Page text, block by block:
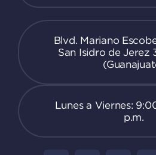
Blvd. Mariano
San Isidro de Jerez
Lunes a Viernes:
p.m.